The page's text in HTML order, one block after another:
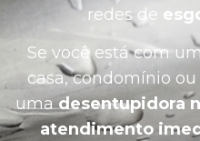
redes de
Se você está com
casa, condomínio
umadesentupidora
atendimento